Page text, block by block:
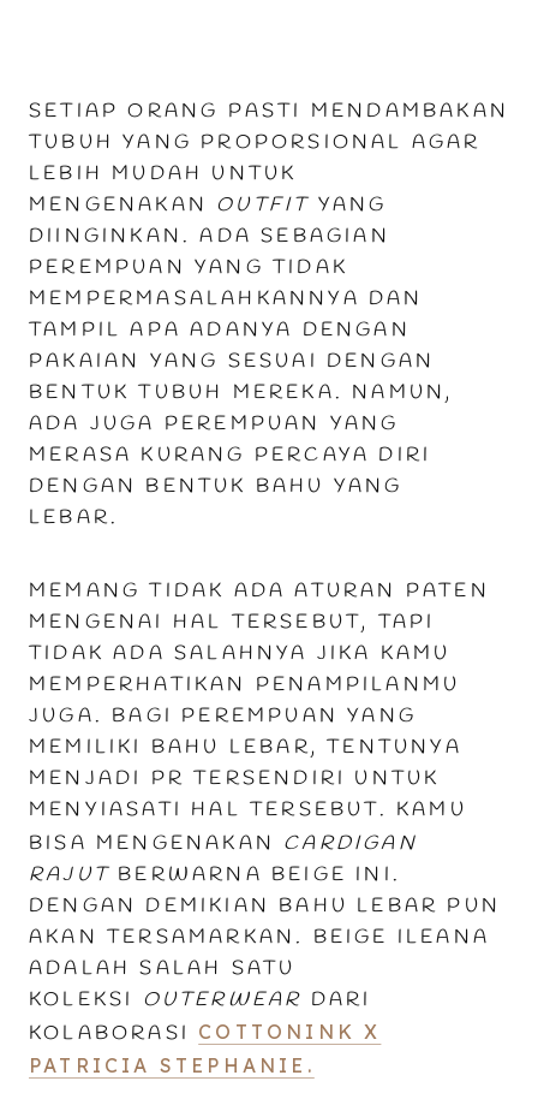
SETIAP ORANG PASTI MENDAMBAKAN
TUBUH YANG PROPORSIONAL AGAR
LEBIH MUDAH UNTUK
MENGENAKAN OUTFIT YANG
DIINGINKAN. ADA SEBAGIAN
PEREMPUAN YANG TIDAK
MEMPERMASALAHKANNYA DAN
TAMPIL APA ADANYA DENGAN
PAKAIAN YANG SESUAI DENGAN
BENTUK TUBUH MEREKA. NAMUN,
ADA JUGA PEREMPUAN YANG
MERASA KURANG PERCAYA DIRI
DENGAN BENTUK BAHU YANG
LEBAR.
MEMANG TIDAK ADA ATURAN PATEN
MENGENAI HAL TERSEBUT, TAPI
TIDAK ADA SALAHNYA JIKA KAMU
MEMPERHATIKAN PENAMPILANMU
JUGA. BAGI PEREMPUAN YANG
MEMILIKI BAHU LEBAR, TENTUNYA
MENJADI PR TERSENDIRI UNTUK
MENYIASATI HAL TERSEBUT. KAMU
BISA MENGENAKAN CARDIGAN
RAJUT BERWARNA BEIGE INI.
DENGAN DEMIKIAN BAHU LEBAR PUN
AKAN TERSAMARKAN .
BEIGE ILEANA
ADALAH SALAH SATU
KOLEKSI OUTERWEAR DARI
KOLABORASI COTTONINK X
PATRICIA STEPHANIE.